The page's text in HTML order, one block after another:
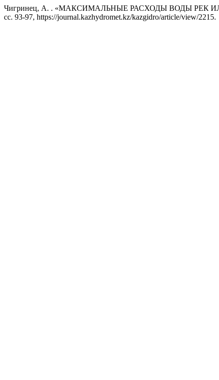
Чигринец, А. . «МАКСИМАЛЬНЫЕ РАСХОДЫ ВОДЫ РЕК
сс. 93-97, https://journal.kazhydromet.kz/kazgidro/article/view/2215.